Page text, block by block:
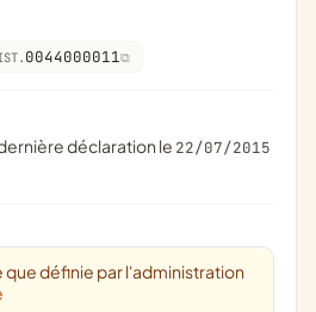
0044000011
déclaration le 22/07/2015
définie par l'administration